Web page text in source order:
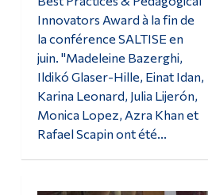
Innovators Award à la fin de
la conférence SALTISE en
juin. "Madeleine Bazerghi,
Ildikó Glaser-Hille, Einat Idan,
Karina Leonard, Julia Lijerón,
Monica Lopez, Azra Khan et
Rafael Scapin ont été...